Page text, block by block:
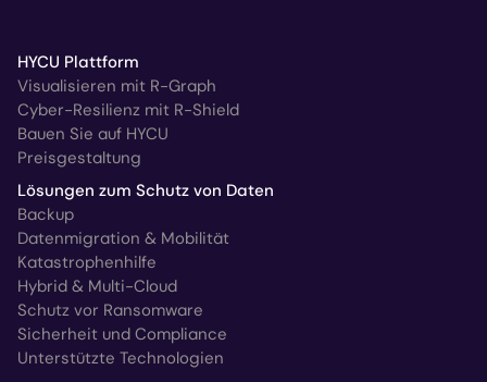
HYCU Plattform
Visualisieren mit R-Graph
Cyber-Resilienz mit R-Shield
Bauen Sie auf HYCU
Preisgestaltung
Lösungen zum Schutz von Daten
Backup
Datenmigration & Mobilität
Katastrophenhilfe
Hybrid & Multi-Cloud
Schutz vor Ransomware
Sicherheit und Compliance
Unterstützte Technologien